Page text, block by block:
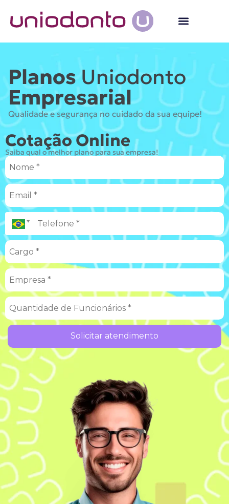
PlanosUniodonto
Empresarial
Qualidade e segurança no cuidado da sua equipe!
Cotação Online
Saiba qual o melhor plano para sua empresa!
Solicitar atendimento